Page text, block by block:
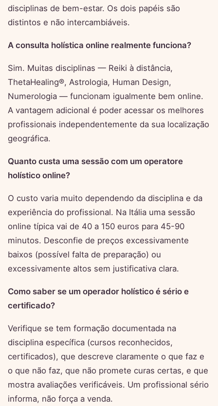
disciplinas de bem-estar. Os dois papéis são
distintos e não intercambiáveis.
A consulta holística online realmente funciona?
Sim. Muitas disciplinas — Reiki à distância,
ThetaHealing®, Astrologia, Human Design,
Numerologia — funcionam igualmente bem online.
A vantagem adicional é poder acessar os melhores
profissionais independentemente da sua localização
geográfica.
Quanto custa uma sessão com um operatore
holístico online?
O custo varia muito dependendo da disciplina e da
experiência do profissional. Na Itália uma sessão
online típica vai de 40 a 150 euros para 45-90
minutos. Desconfie de preços excessivamente
baixos (possível falta de preparação) ou
excessivamente altos sem justificativa clara.
Como saber se um operador holístico é sério e
certificado?
Verifique se tem formação documentada na
disciplina específica (cursos reconhecidos,
certificados), que descreve claramente o que faz e
o que não faz, que não promete curas certas, e que
mostra avaliações verificáveis. Um profissional sério
informa, não força a venda.